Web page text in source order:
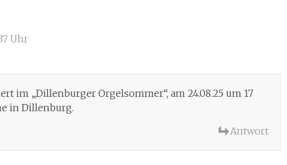
Uhr
im „Dillenburger Orgelsommer“, am 24.08.25 um 17
in Dillenburg.
Antwort